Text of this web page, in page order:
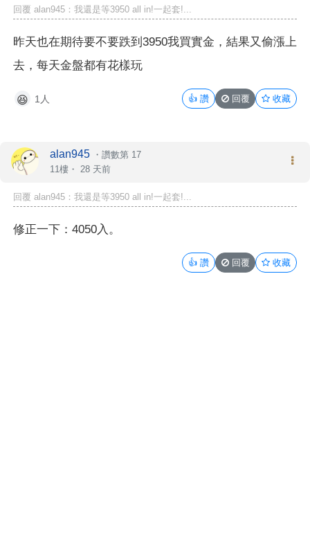
回覆 alan945：我還是等3950 all in!一起套!...
昨天也在期待要不要跌到3950我買實金，結果又偷漲上
去，每天金盤都有花樣玩
😆 1人 👍 讚 回覆 收藏
alan945 ・ 讚數第 17
11樓・ 28 天前
回覆 alan945：我還是等3950 all in!一起套!...
修正一下：4050入。
👍 讚 回覆 收藏